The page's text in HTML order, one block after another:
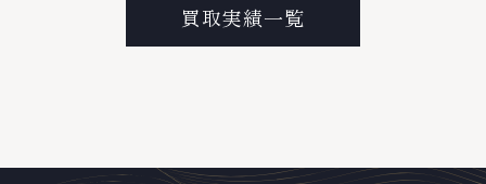
さい。なかでも金・プラチナ等の
アクセサリー・貴金属・宝石・ダ
イヤモンド・ジュエリーや ブラ
の高価買取りを実現しており、他
となら、お任せください。なかで
も金・プラチナ等のアクセサリ
ー・貴金属・宝石・ダイヤモン
腕時計、多くのお品物の高価買取
買取実績一覧